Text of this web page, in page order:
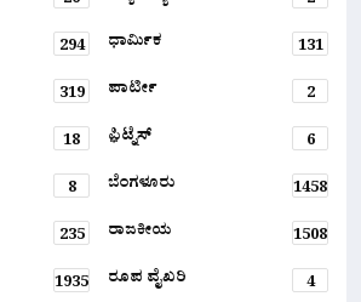
294 ಧಾರ್ಮಿಕ
131
319 ಪಾರ್ಟೀ
2
18 ಫ಼ಿಟ್ನೆಸ್
6
8 ಬೆಂಗಳೂರು
1458
235 ರಾಜಕೀಯ
1508
1935 ರೂಪ ವೈಖರಿ
4